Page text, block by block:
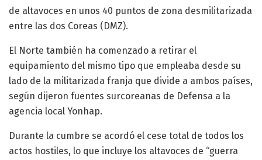
de altavoces en unos 40 puntos de zona desmilitarizada
entre las dos Coreas (DMZ).
El Norte también ha comenzado a retirar el
equipamiento del mismo tipo que empleaba desde su
lado de la militarizada franja que divide a ambos países,
según dijeron fuentes surcoreanas de Defensa a la
agencia local Yonhap.
Durante la cumbre se acordó el cese total de todos los
actos hostiles, lo que incluye los altavoces de “guerra